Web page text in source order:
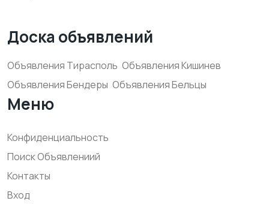
Доска объявлений
Объявления Тирасполь Объявления Кишинев
Объявления Бендеры Объявления Бельцы
Меню
Конфиденциальность
Поиск Объявлениий
Контакты
Вход